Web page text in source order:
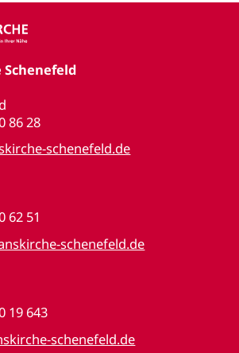
86 28
schenefeld.de
62 51
schenefeld.de
19 643
schenefeld.de